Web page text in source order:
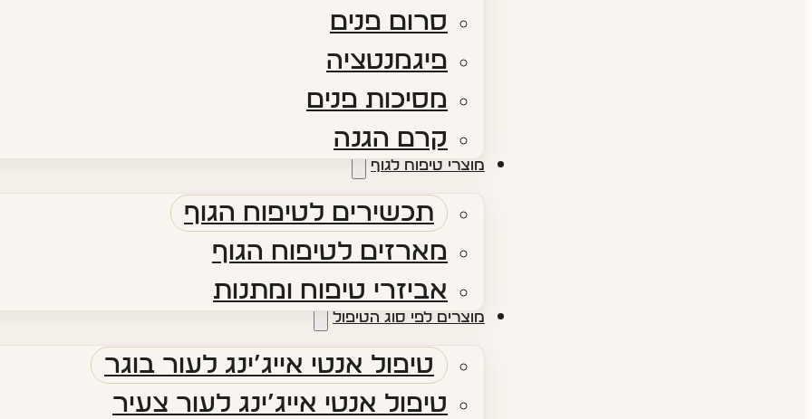
סרום פנים
פיגמנטציה
מסיכות פנים
קרם הגנה
מוצרי טיפוח לגוף
תכשירים לטיפוח הגוף
מארזים לטיפוח הגוף
אביזרי טיפוח ומתנות
מוצרים לפי סוג הטיפול
טיפול אנטי אייג’ינג לעור בוגר
טיפול אנטי אייג’ינג לעור צעיר